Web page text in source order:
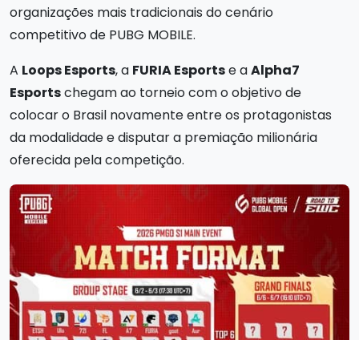
organizações mais tradicionais do cenário
competitivo de PUBG MOBILE.
A Loops Esports, a FURIA Esportse aAlpha7
Esportschegam ao torneio com o objetivo de
colocar o Brasil novamente entre os protagonistas
da modalidade e disputar a premiação milionária
oferecida pela competição.